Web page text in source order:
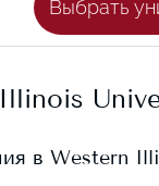
Выбрать
в Western